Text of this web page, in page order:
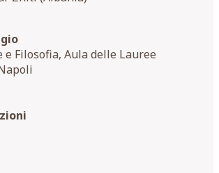
e Filosofia, Aula delle Lauree